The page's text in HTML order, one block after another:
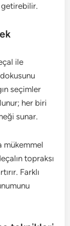
ile
seçimler
her biri
sunar.
mükemmel
topraksı
Farklı